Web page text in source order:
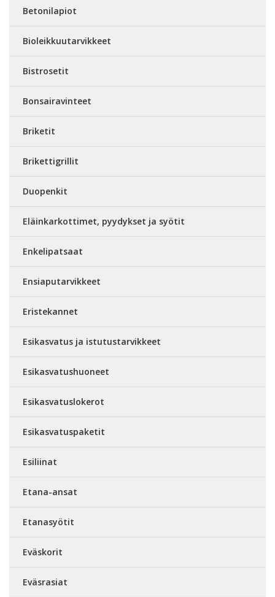
Betonilapiot
Bioleikkuutarvikkeet
Bistrosetit
Bonsairavinteet
Briketit
Brikettigrillit
Duopenkit
Eläinkarkottimet, pyydykset ja syötit
Enkelipatsaat
Ensiaputarvikkeet
Eristekannet
Esikasvatus ja istutustarvikkeet
Esikasvatushuoneet
Esikasvatuslokerot
Esikasvatuspaketit
Esiliinat
Etana-ansat
Etanasyötit
Eväskorit
Eväsrasiat